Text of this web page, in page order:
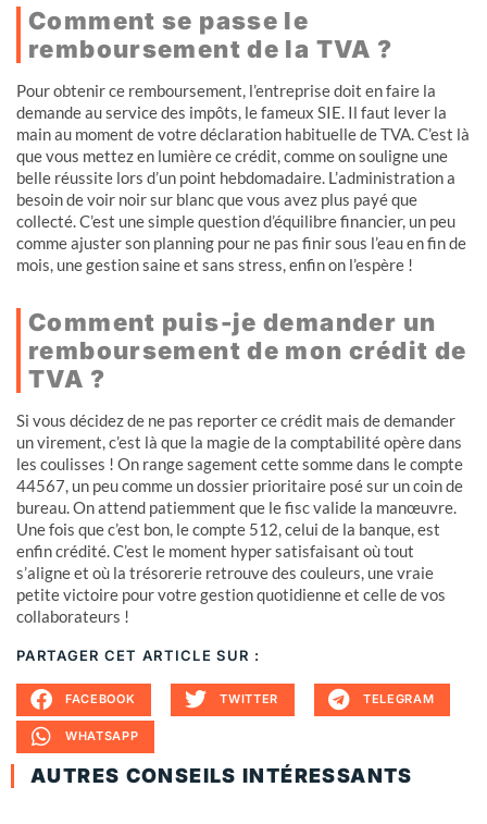
Comment se passe le
remboursement de la TVA ?
Pour obtenir ce remboursement, l’entreprise doit en faire la
demande au service des impôts, le fameux SIE. Il faut lever la
main au moment de votre déclaration habituelle de TVA. C’est là
que vous mettez en lumière ce crédit, comme on souligne une
belle réussite lors d’un point hebdomadaire. L’administration a
besoin de voir noir sur blanc que vous avez plus payé que
collecté. C’est une simple question d’équilibre financier, un peu
comme ajuster son planning pour ne pas finir sous l’eau en fin de
mois, une gestion saine et sans stress, enfin on l’espère !
Comment puis-je demander un
remboursement de mon crédit de
TVA ?
Si vous décidez de ne pas reporter ce crédit mais de demander
un virement, c’est là que la magie de la comptabilité opère dans
les coulisses ! On range sagement cette somme dans le compte
44567, un peu comme un dossier prioritaire posé sur un coin de
bureau. On attend patiemment que le fisc valide la manœuvre.
Une fois que c’est bon, le compte 512, celui de la banque, est
enfin crédité. C’est le moment hyper satisfaisant où tout
s’aligne et où la trésorerie retrouve des couleurs, une vraie
petite victoire pour votre gestion quotidienne et celle de vos
collaborateurs !
PARTAGER CET ARTICLE SUR :
FACEBOOK TWITTER TELEGRAM
WHATSAPP
AUTRES CONSEILS INTÉRESSANTS